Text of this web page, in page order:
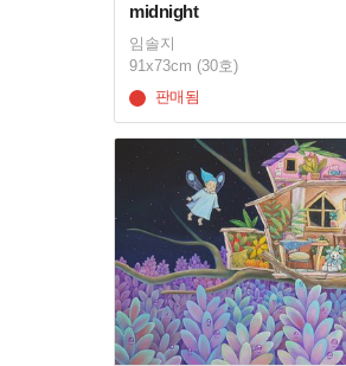
midnight
임솔지
91x73cm (30호)
판매됨